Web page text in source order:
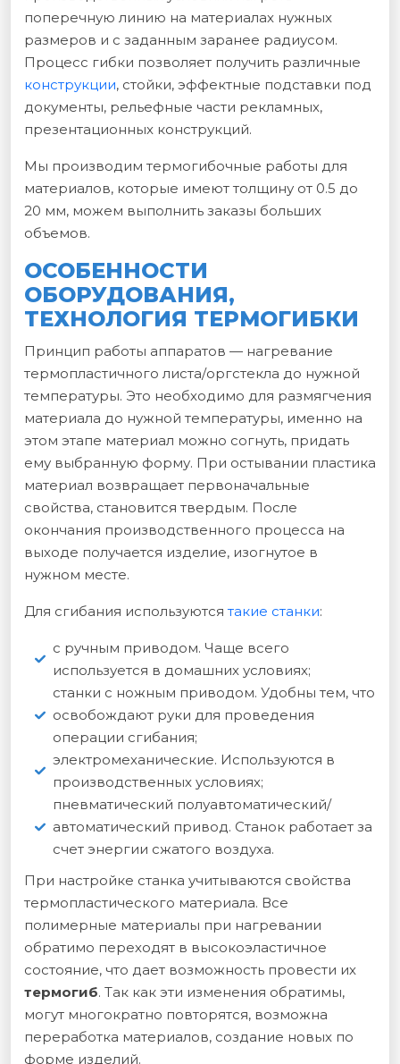
поперечную линию на материалах нужных
размеров и с заданным заранее радиусом.
Процесс гибки позволяет получить различные
конструкции, стойки, эффектные подставки под
документы, рельефные части рекламных,
презентационных конструкций.
Мы производим термогибочные работы для
материалов, которые имеют толщину от 0.5 до
20 мм, можем выполнить заказы больших
объемов.
ОСОБЕННОСТИ
ОБОРУДОВАНИЯ,
ТЕХНОЛОГИЯ ТЕРМОГИБКИ
Принцип работы аппаратов — нагревание
термопластичного листа/оргстекла до нужной
температуры. Это необходимо для размягчения
материала до нужной температуры, именно на
этом этапе материал можно согнуть, придать
ему выбранную форму. При остывании пластика
материал возвращает первоначальные
свойства, становится твердым. После
окончания производственного процесса на
выходе получается изделие, изогнутое в
нужном месте.
Для сгибания используютсятакие станки:
с ручным приводом. Чаще всего
используется в домашних условиях;
станки с ножным приводом. Удобны тем, что
освобождают руки для проведения
операции сгибания;
электромеханические. Используются в
производственных условиях;
пневматический полуавтоматический/
автоматический привод. Станок работает за
счет энергии сжатого воздуха.
При настройке станка учитываются свойства
термопластического материала. Все
полимерные материалы при нагревании
обратимо переходят в высокоэластичное
состояние, что дает возможность провести их
термогиб. Так как эти изменения обратимы,
могут многократно повторятся, возможна
переработка материалов, создание новых по
форме изделий.